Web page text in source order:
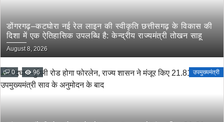
डोंगरगढ़–कटघोरा नई रेल लाइन की स्वीकृति छत्तीसगढ़ के विकास की
दिशा में एक ऐतिहासिक उपलब्धि है: केन्द्रीय राज्यमंत्री तोखन साहू
August 8, 2026
0 96 उपमुख्यमंत्री